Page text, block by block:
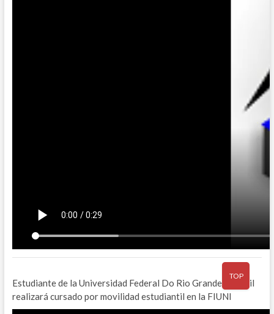
Estudiante de la Universidad Federal Do Rio Grande – Brasil
realizará cursado por movilidad estudiantil en la FIUNI
TOP